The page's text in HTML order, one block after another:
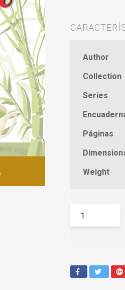
Author
Collection
Series
Páginas
Weight